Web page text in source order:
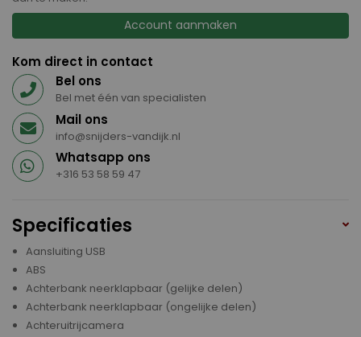
Account aanmaken
Kom direct in contact
Bel ons
Bel met één van specialisten
Mail ons
info@snijders-vandijk.nl
Whatsapp ons
+316 53 58 59 47
Specificaties
Aansluiting USB
ABS
Achterbank neerklapbaar (gelijke delen)
Achterbank neerklapbaar (ongelijke delen)
Achteruitrijcamera